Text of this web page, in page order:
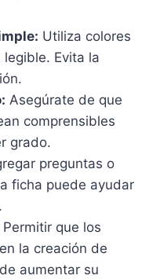
Utiliza colores
Evita la
Asegúrate de que
comprensibles
grado.
preguntas o
ficha puede ayudar
Permitir que los
la creación de
aumentar su